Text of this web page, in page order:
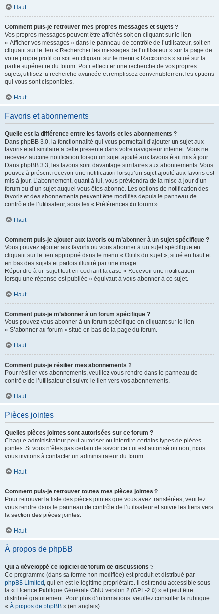
Haut
Comment puis-je retrouver mes propres messages et sujets ?
Vos propres messages peuvent être affichés soit en cliquant sur le lien
« Afficher vos messages » dans le panneau de contrôle de l’utilisateur, soit en
cliquant sur le lien « Rechercher les messages de l’utilisateur » sur la page de
votre propre profil ou soit en cliquant sur le menu « Raccourcis » situé sur la
partie supérieure du forum. Pour effectuer une recherche de vos propres
sujets, utilisez la recherche avancée et remplissez convenablement les options
qui vous sont disponibles.
Haut
Favoris et abonnements
Quelle est la différence entre les favoris et les abonnements ?
Dans phpBB 3.0, la fonctionnalité qui vous permettait d’ajouter un sujet aux
favoris était similaire à celle présente dans votre navigateur internet. Vous ne
receviez aucune notification lorsqu’un sujet ajouté aux favoris était mis à jour.
Dans phpBB 3.3, les favoris sont davantage similaires aux abonnements. Vous
pouvez à présent recevoir une notification lorsqu’un sujet ajouté aux favoris est
mis à jour. L’abonnement, quant à lui, vous préviendra de la mise à jour d’un
forum ou d’un sujet auquel vous êtes abonné. Les options de notification des
favoris et des abonnements peuvent être modifiés depuis le panneau de
contrôle de l’utilisateur, sous les « Préférences du forum ».
Haut
Comment puis-je ajouter aux favoris ou m’abonner à un sujet spécifique ?
Vous pouvez ajouter aux favoris ou vous abonner à un sujet spécifique en
cliquant sur le lien approprié dans le menu « Outils du sujet », situé en haut et
en bas des sujets et parfois illustré par une image.
Répondre à un sujet tout en cochant la case « Recevoir une notification
lorsqu’une réponse est publiée » équivaut à vous abonner à ce sujet.
Haut
Comment puis-je m’abonner à un forum spécifique ?
Vous pouvez vous abonner à un forum spécifique en cliquant sur le lien
« S’abonner au forum » situé en bas de la page du forum.
Haut
Comment puis-je résilier mes abonnements ?
Pour résilier vos abonnements, veuillez vous rendre dans le panneau de
contrôle de l’utilisateur et suivre le lien vers vos abonnements.
Haut
Pièces jointes
Quelles pièces jointes sont autorisées sur ce forum ?
Chaque administrateur peut autoriser ou interdire certains types de pièces
jointes. Si vous n’êtes pas certain de savoir ce qui est autorisé ou non, nous
vous invitons à contacter un administrateur du forum.
Haut
Comment puis-je retrouver toutes mes pièces jointes ?
Pour retrouver la liste des pièces jointes que vous avez transférées, veuillez
vous rendre dans le panneau de contrôle de l’utilisateur et suivre les liens vers
la section des pièces jointes.
Haut
À propos de phpBB
Qui a développé ce logiciel de forum de discussions ?
Ce programme (dans sa forme non modifiée) est produit et distribué par
phpBB Limited , qui en est le légitime propriétaire. Il est rendu accessible sous
la « Licence Publique Générale GNU version 2 (GPL-2.0) » et peut être
distribué gratuitement. Pour plus d’informations, veuillez consulter la rubrique
« À propos de phpBB » (en anglais).